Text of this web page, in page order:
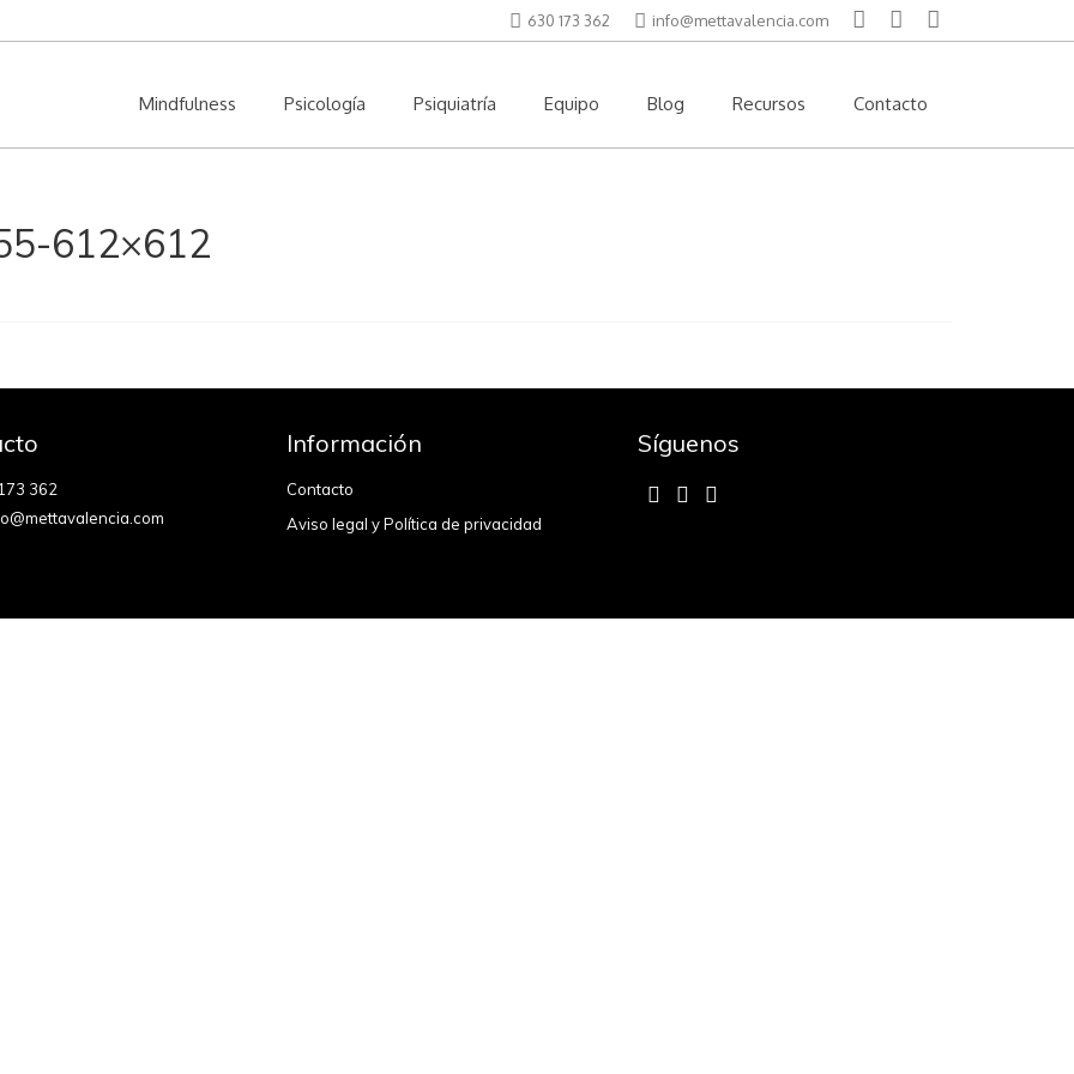
630 173 362 info@mettavalencia.com
Mindfulness Psicología Psiquiatría Equipo Blog Recursos Contacto
612×612
362
Información
Contacto
Aviso legal y Política de privacidad
Síguenos